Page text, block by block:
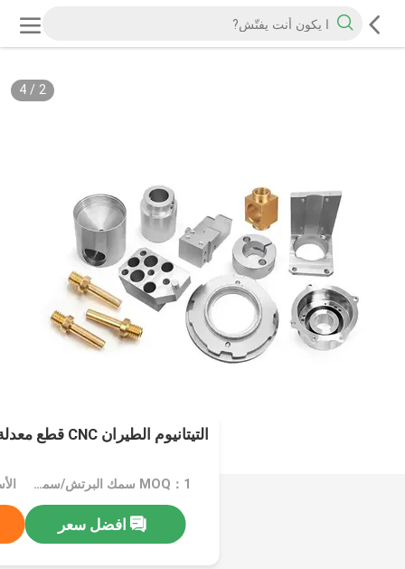
2
/
4
التيتانيوم الطيران CNC قطع معدلة التسخين التطبيع
MOQ：1 سمك البرتش/سمك البرتش
افضل سعر